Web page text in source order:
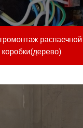
распаечной
коробки(дерево)